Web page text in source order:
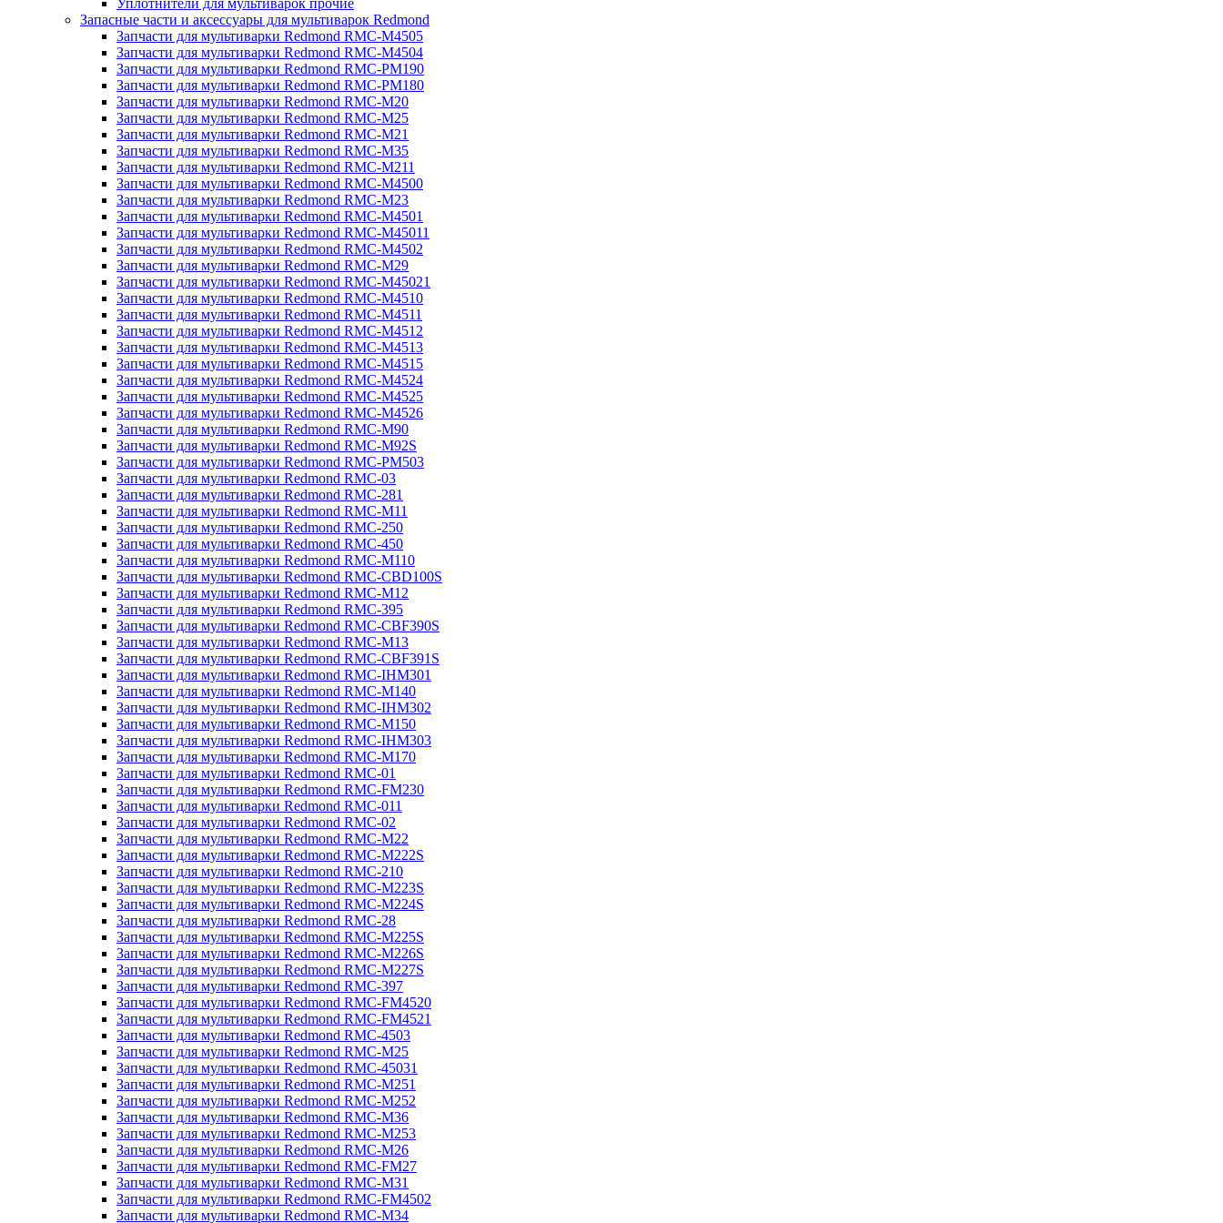
Уплотнители для мультиварок прочие
Запасные части и аксессуары для мультиварок Redmond
Запчасти для мультиварки Redmond RMC-M4505
Запчасти для мультиварки Redmond RMC-M4504
Запчасти для мультиварки Redmond RMC-PM190
Запчасти для мультиварки Redmond RMC-PM180
Запчасти для мультиварки Redmond RMC-M20
Запчасти для мультиварки Redmond RMC-M25
Запчасти для мультиварки Redmond RMC-M21
Запчасти для мультиварки Redmond RMC-M35
Запчасти для мультиварки Redmond RMC-M211
Запчасти для мультиварки Redmond RMC-M4500
Запчасти для мультиварки Redmond RMC-M23
Запчасти для мультиварки Redmond RMC-M4501
Запчасти для мультиварки Redmond RMC-M45011
Запчасти для мультиварки Redmond RMC-M4502
Запчасти для мультиварки Redmond RMC-M29
Запчасти для мультиварки Redmond RMC-M45021
Запчасти для мультиварки Redmond RMC-M4510
Запчасти для мультиварки Redmond RMC-M4511
Запчасти для мультиварки Redmond RMC-M4512
Запчасти для мультиварки Redmond RMC-M4513
Запчасти для мультиварки Redmond RMC-M4515
Запчасти для мультиварки Redmond RMC-M4524
Запчасти для мультиварки Redmond RMC-M4525
Запчасти для мультиварки Redmond RMC-M4526
Запчасти для мультиварки Redmond RMC-M90
Запчасти для мультиварки Redmond RMC-M92S
Запчасти для мультиварки Redmond RMC-PM503
Запчасти для мультиварки Redmond RMC-03
Запчасти для мультиварки Redmond RMC-281
Запчасти для мультиварки Redmond RMC-M11
Запчасти для мультиварки Redmond RMC-250
Запчасти для мультиварки Redmond RMC-450
Запчасти для мультиварки Redmond RMC-M110
Запчасти для мультиварки Redmond RMC-CBD100S
Запчасти для мультиварки Redmond RMC-M12
Запчасти для мультиварки Redmond RMC-395
Запчасти для мультиварки Redmond RMC-CBF390S
Запчасти для мультиварки Redmond RMC-M13
Запчасти для мультиварки Redmond RMC-CBF391S
Запчасти для мультиварки Redmond RMC-IHM301
Запчасти для мультиварки Redmond RMC-M140
Запчасти для мультиварки Redmond RMC-IHM302
Запчасти для мультиварки Redmond RMC-M150
Запчасти для мультиварки Redmond RMC-IHM303
Запчасти для мультиварки Redmond RMC-M170
Запчасти для мультиварки Redmond RMC-01
Запчасти для мультиварки Redmond RMC-FM230
Запчасти для мультиварки Redmond RMC-011
Запчасти для мультиварки Redmond RMC-02
Запчасти для мультиварки Redmond RMC-M22
Запчасти для мультиварки Redmond RMC-M222S
Запчасти для мультиварки Redmond RMC-210
Запчасти для мультиварки Redmond RMC-M223S
Запчасти для мультиварки Redmond RMC-M224S
Запчасти для мультиварки Redmond RMC-28
Запчасти для мультиварки Redmond RMC-M225S
Запчасти для мультиварки Redmond RMC-M226S
Запчасти для мультиварки Redmond RMC-M227S
Запчасти для мультиварки Redmond RMC-397
Запчасти для мультиварки Redmond RMC-FM4520
Запчасти для мультиварки Redmond RMC-FM4521
Запчасти для мультиварки Redmond RMC-4503
Запчасти для мультиварки Redmond RMC-M25
Запчасти для мультиварки Redmond RMC-45031
Запчасти для мультиварки Redmond RMC-M251
Запчасти для мультиварки Redmond RMC-M252
Запчасти для мультиварки Redmond RMC-M36
Запчасти для мультиварки Redmond RMC-M253
Запчасти для мультиварки Redmond RMC-M26
Запчасти для мультиварки Redmond RMC-FM27
Запчасти для мультиварки Redmond RMC-M31
Запчасти для мультиварки Redmond RMC-FM4502
Запчасти для мультиварки Redmond RMC-M34